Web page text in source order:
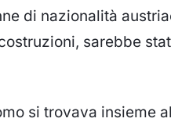
di nazionalità
sarebbe
si trovava insieme